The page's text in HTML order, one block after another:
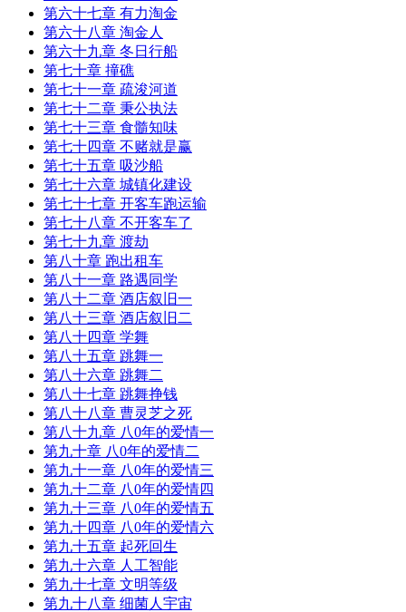
第六十七章 有力淘金
第六十八章 淘金人
第六十九章 冬日行船
第七十章 撞礁
第七十一章 疏浚河道
第七十二章 秉公执法
第七十三章 食髓知味
第七十四章 不赌就是赢
第七十五章 吸沙船
第七十六章 城镇化建设
第七十七章 开客车跑运输
第七十八章 不开客车了
第七十九章 渡劫
第八十章 跑出租车
第八十一章 路遇同学
第八十二章 酒店叙旧一
第八十三章 酒店叙旧二
第八十四章 学舞
第八十五章 跳舞一
第八十六章 跳舞二
第八十七章 跳舞挣钱
第八十八章 曹灵芝之死
第八十九章 八0年的爱情一
第九十章 八0年的爱情二
第九十一章 八0年的爱情三
第九十二章 八0年的爱情四
第九十三章 八0年的爱情五
第九十四章 八0年的爱情六
第九十五章 起死回生
第九十六章 人工智能
第九十七章 文明等级
第九十八章 细菌人宇宙